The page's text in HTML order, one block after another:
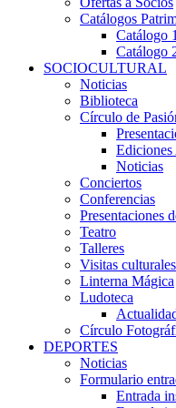
Catálogos
Catálogo 1
Catálogo
SOCIOCULTURAL
Noticias
Biblioteca
Círculo de
Ediciones
Noticias
Conciertos
Conferencias
Presentaciones
Teatro
Talleres
Visitas culturales
Linterna Mágica
Ludoteca
Círculo
DEPORTES
Noticias
Formulario
Entrada